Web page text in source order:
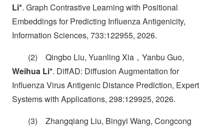
Li*. Graph Contrastive Learning with Positional
Embeddings for Predicting Influenza Antigenicity,
Information Sciences, 733:122955, 2026.
(2) Qingbo Liu, Yuanling Xia，Yanbu Guo,
Weihua Li*. DiffAD: Diffusion Augmentation for
Influenza Virus Antigenic Distance Prediction, Expert
Systems with Applications, 298:129925, 2026.
(3) Zhangqiang Liu, Bingyi Wang, Congcong